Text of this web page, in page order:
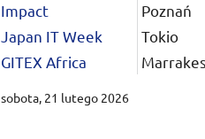
Impact Poznań
Japan ITWeek Tokio
GITEX Africa
sobota, 21 lutego 2026